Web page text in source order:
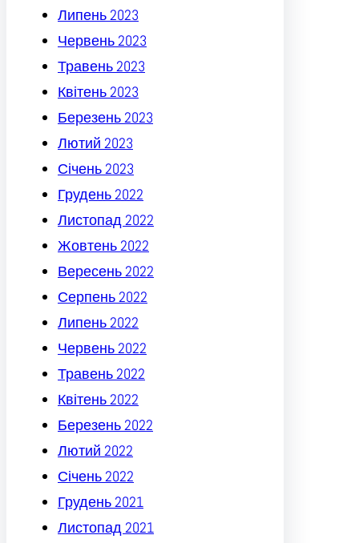
Липень 2023
Червень 2023
Травень 2023
Квітень 2023
Березень 2023
Лютий 2023
Січень 2023
Грудень 2022
Листопад 2022
Жовтень 2022
Вересень 2022
Серпень 2022
Липень 2022
Червень 2022
Травень 2022
Квітень 2022
Березень 2022
Лютий 2022
Січень 2022
Грудень 2021
Листопад 2021